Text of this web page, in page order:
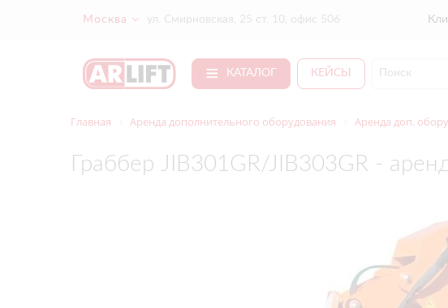
Москва ул. Смирновская, 25 ст. 10, офис 506
КАТАЛОГ КЕЙСЫ
Главная Аренда дополнительного оборудования Аренда доп.
Граббер JIB301GR/JIB303GR -